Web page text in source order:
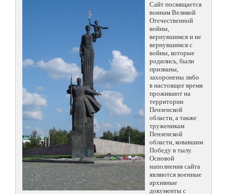
Сайт посвящается
воинам Великой
Отечественной
войны,
вернувшимся и не
вернувшимся с
войны, которые
родились, были
призваны,
захоронены либо
в настоящее время
проживают на
территории
Пензенской
области, а также
труженикам
Пензенской
области, ковавшим
Победу в тылу.
Основой
наполнения сайта
являются военные
архивные
документы с